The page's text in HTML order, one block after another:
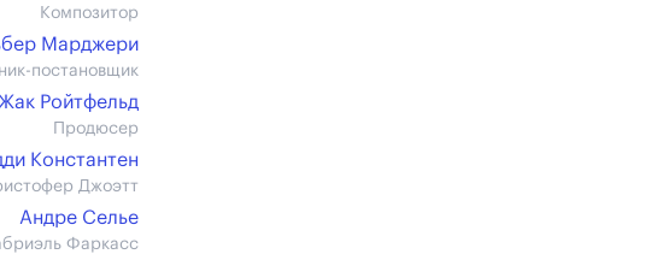
Композитор
Марджери
постановщик
Жак Ройтфельд
Продюсер
Константен
Джоэтт
Андре Селье
Фаркасс